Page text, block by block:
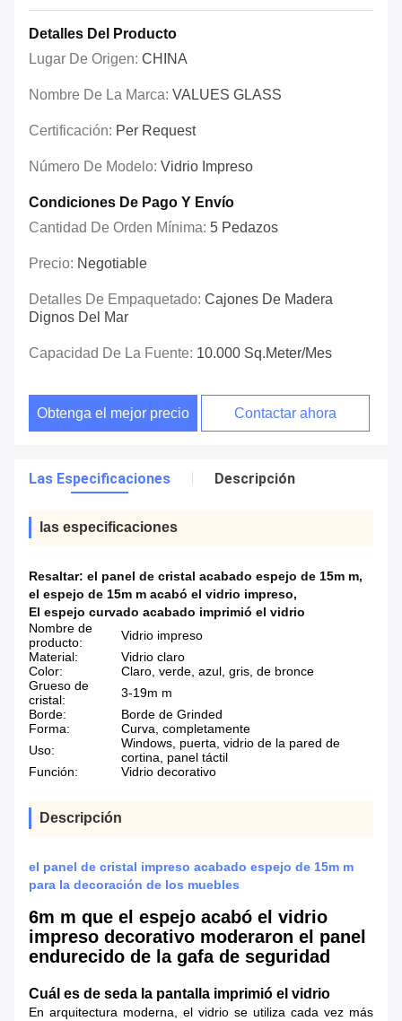
Detalles Del Producto
Lugar De Origen: CHINA
Nombre De La Marca: VALUES GLASS
Certificación: Per Request
Número De Modelo: Vidrio Impreso
Condiciones De Pago Y Envío
Cantidad De Orden Mínima: 5 Pedazos
Precio: Negotiable
Detalles De Empaquetado: Cajones De Madera
Dignos Del Mar
Capacidad De La Fuente: 10.000 Sq.meter/mes
Obtenga el mejor precio Contactar ahora
Las Especificaciones Descripción
las especificaciones
Resaltar: el panel de cristal acabado espejo de 15m m,
el espejo de 15m m acabó el vidrio impreso,
El espejo curvado acabado imprimió el vidrio
Nombre de
producto:
Vidrio impreso
Material:
Vidrio claro
Color:
Claro, verde, azul, gris, de bronce
Grueso de
cristal:
3-19m m
Borde:
Borde de Grinded
Forma:
Curva, completamente
Uso:
Windows, puerta, vidrio de la pared de
cortina, panel táctil
Función:
Vidrio decorativo
Descripción
el panel de cristal impreso acabado espejo de 15m m
para la decoración de los muebles
6m m que el espejo acabó el vidrio
impreso decorativo moderaron el panel
endurecido de la gafa de seguridad
Cuál es de seda la pantalla imprimió el vidrio
En arquitectura moderna, el vidrio se utiliza cada vez más